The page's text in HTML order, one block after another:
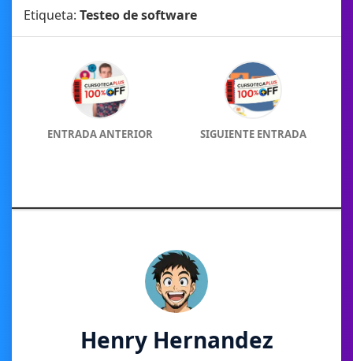
Etiqueta: Testeo de software
ENTRADA ANTERIOR SIGUIENTE ENTRADA
Henry Hernandez